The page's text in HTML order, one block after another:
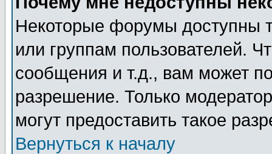
Некоторые форумы доступны
или группам пользователей.
сообщения и т.д., вам может
разрешение. Только
могут предоставить такое
Вернуться к началу